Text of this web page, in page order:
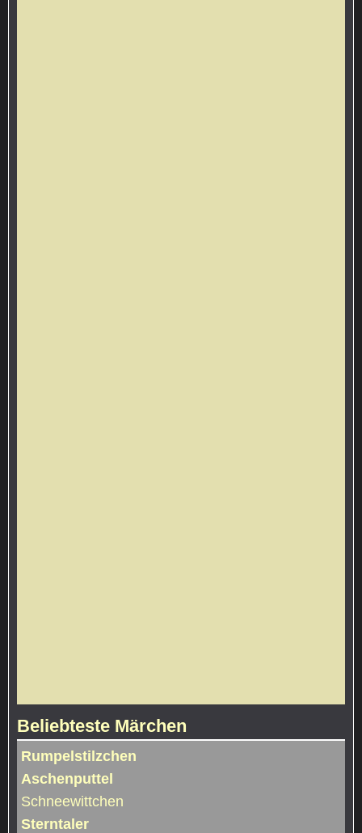
Beliebteste Märchen
Rumpelstilzchen
Aschenputtel
Schneewittchen
Sterntaler